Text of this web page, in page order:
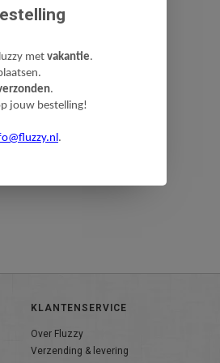
KLANTENSERVICE
Over Fluzzy
Verzending & levering
met vakantie.
.
jouw bestelling!
.